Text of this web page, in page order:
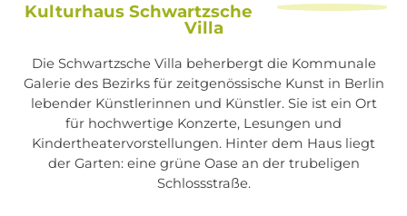
Kulturhaus Schwartzsche
Villa
Die Schwartzsche Villa beherbergt die Kommunale
Galerie des Bezirks für zeitgenössische Kunst in Berlin
lebender Künstlerinnen und Künstler. Sie ist ein Ort
für hochwertige Konzerte, Lesungen und
Kindertheatervorstellungen. Hinter dem Haus liegt
der Garten: eine grüne Oase an der trubeligen
Schlossstraße.